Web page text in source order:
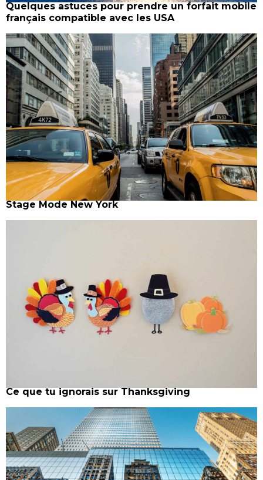
Quelques astuces pour prendre un forfait mobile
français compatible avec les USA
Stage Mode New York
Ce que tu ignorais sur Thanksgiving